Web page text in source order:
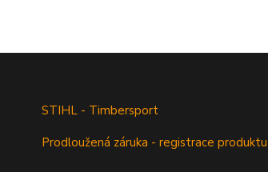
STIHL - Timbersport
Prodloužená záruka - registrace produktu